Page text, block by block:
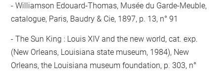
Williamson Edouard-Thomas, Musée du Garde-Meuble,
catalogue, Paris, Baudry & Cie, 1897, p. 13, n° 91
The Sun King : Louis XIV and the new world, cat. exp.
(New Orleans, Louisiana state museum, 1984), New
Orleans, the Louisiana museum foundation, p. 303, n°